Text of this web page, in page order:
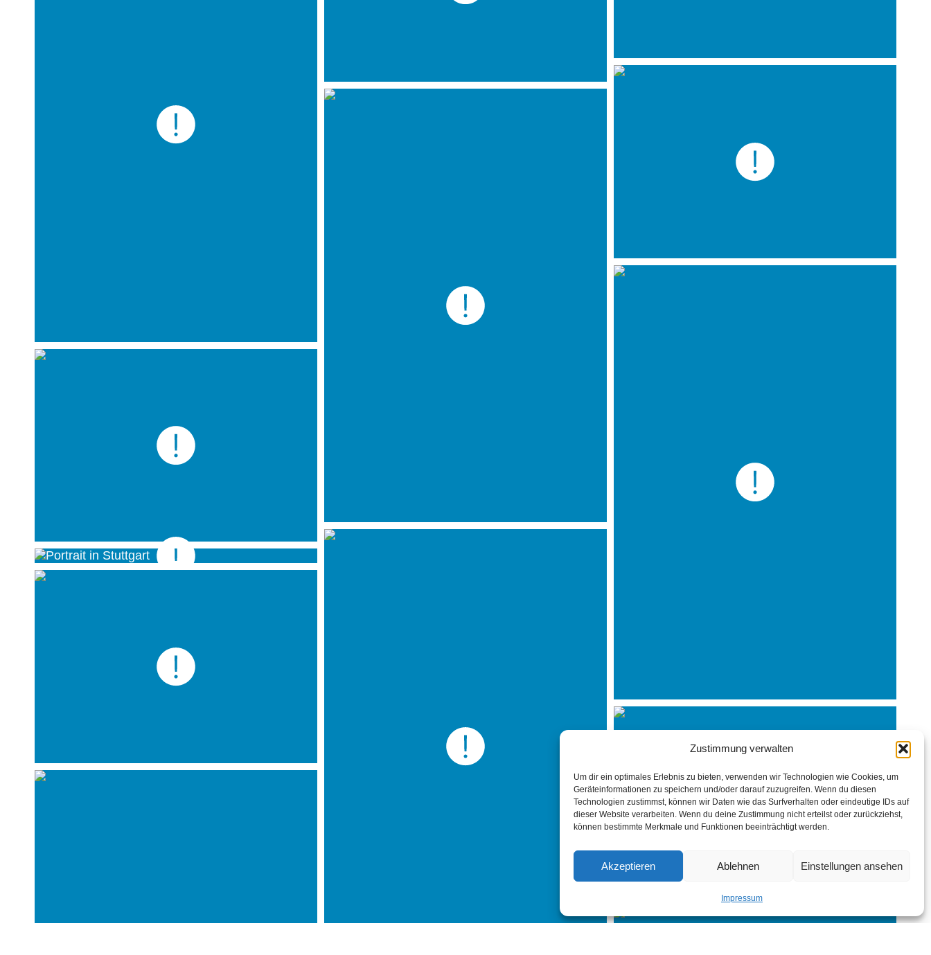
Zustimmung verwalten
Um dir ein optimales Erlebnis zu bieten, verwenden wir Technologien wie Cookies, um
Geräteinformationen zu speichern und/oder darauf zuzugreifen. Wenn du diesen
Technologien zustimmst, können wir Daten wie das Surfverhalten oder eindeutige IDs auf
dieser Website verarbeiten. Wenn du deine Zustimmung nicht erteilst oder zurückziehst,
können bestimmte Merkmale und Funktionen beeinträchtigt werden.
Akzeptieren Ablehnen Einstellungen ansehen
Impressum